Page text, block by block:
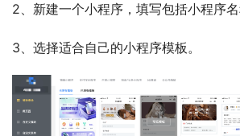
2、新建一个小程序，填写包括小程序名
3、选择适合自己的小程序模板。